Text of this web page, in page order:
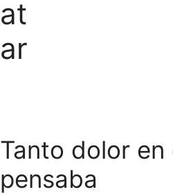
Tanto dolor
pensaba